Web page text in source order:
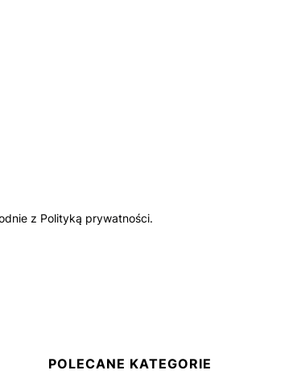
z Polityką prywatności.
POLECANE KATEGORIE